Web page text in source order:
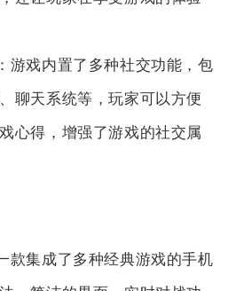
游戏内置了多种社交功能，包
聊天系统等，玩家可以方便
心得，增强了游戏的社交属
款集成了多种经典游戏的手机